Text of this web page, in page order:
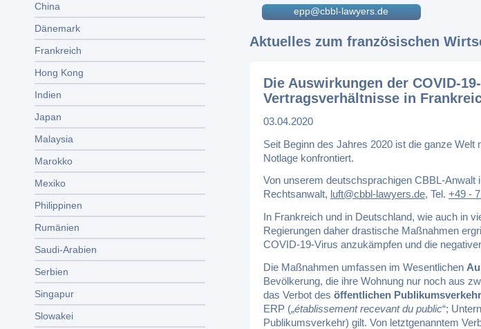
China
Dänemark
Frankreich
Hong Kong
Indien
Japan
Malaysia
Marokko
Mexiko
Philippinen
Rumänien
Saudi-Arabien
Serbien
Singapur
Slowakei
epp@cbbl-lawyers.de
Aktuelles zum französischen
Die Auswirkungen der COVID-
Vertragsverhältnisse in
03.04.2020
Seit Beginn des Jahres 2020 ist die ganze Welt
Notlage konfrontiert.
Von unserem deutschsprachigen CBBL-Anwalt
Rechtsanwalt, luft@cbbl-lawyers.de, Tel. +49 -
In Frankreich und in Deutschland, wie auch in
Regierungen daher drastische Maßnahmen
COVID-19-Virus anzukämpfen und die
Die Maßnahmen umfassen im Wesentlichen
Bevölkerung, die ihre Wohnung nur noch aus
das Verbot des öffentlichen
ERP („établissement recevant du public“;
Publikumsverkehr) gilt. Von letztgenanntem